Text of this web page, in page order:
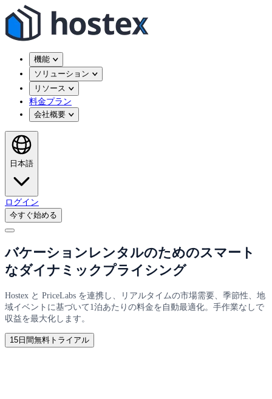
機能
ソリューション
リソース
料金プラン
会社概要
日本語
ログイン
今すぐ始める
バケーションレンタルのためのスマート
なダイナミックプライシング
Hostex と PriceLabs を連携し、リアルタイムの市場需要、季節性、地
域イベントに基づいて1泊あたりの料金を自動最適化。手作業なしで
収益を最大化します。
15日間無料トライアル